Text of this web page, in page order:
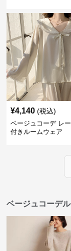
¥4,140 (税込)
ベージュコーデ レ
付きルームウェア
ベージュコーデ